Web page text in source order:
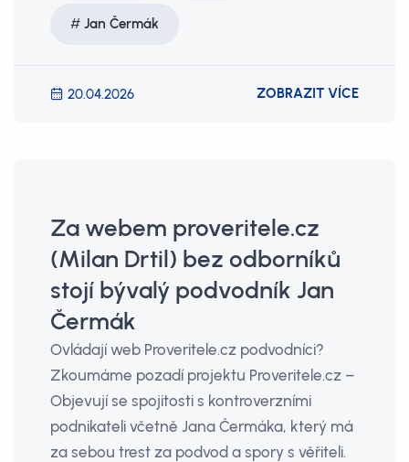
Jan Čermák
20.04.2026 ZOBRAZIT VÍCE
Za webem proveritele.cz
(Milan Drtil) bez odborníků
stojí bývalý podvodník Jan
Čermák
Ovládají web Proveritele.cz podvodníci?
Zkoumáme pozadí projektu Proveritele.cz –
Objevují se spojitosti s kontroverzními
podnikateli včetně Jana Čermáka, který má
za sebou trest za podvod a spory s věřiteli.